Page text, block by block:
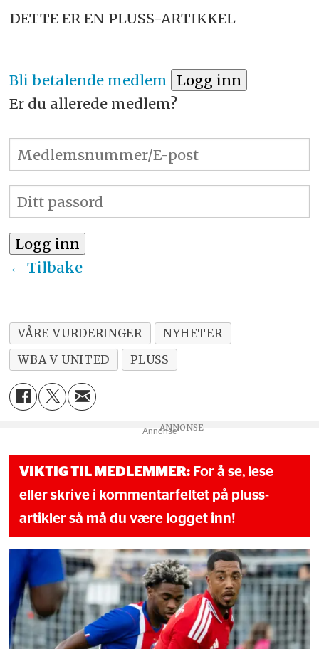
DETTE ER EN PLUSS-ARTIKKEL
Bli betalende medlem
Er du allerede medlem?
← Tilbake
VÅRE VURDERINGER
NYHETER
WBA V UNITED
PLUSS
Annonse
VIKTIG TIL MEDLEMMER: For å se, lese
eller skrive i kommentarfeltet på pluss-
artikler så må du være logget inn!